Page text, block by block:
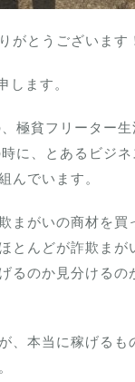
がとうございます
ます。
極貧フリーター生
に、とあるビジ
んでいます。
まがいの商材を買
とんどが詐欺まが
るのか見分けるの
、本当に稼げるも